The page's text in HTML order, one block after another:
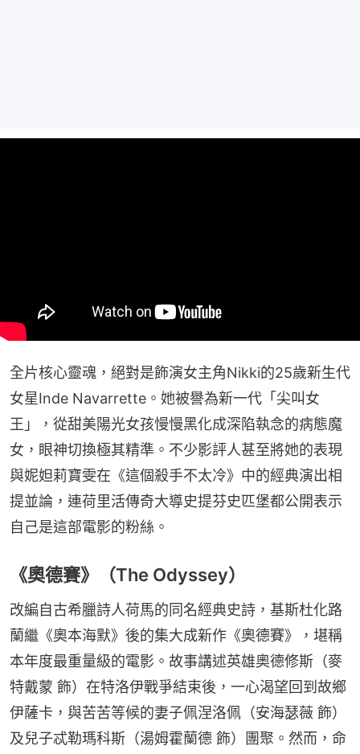
全片核心靈魂，絕對是飾演女主角Nikki的25歲新生代
女星Inde Navarrette。她被譽為新一代「尖叫女
王」，從甜美陽光女孩慢慢黑化成深陷執念的病態魔
女，眼神切換極其精準。不少影評人甚至將她的表現
與妮妲莉寶雯在《這個殺手不太冷》中的經典演出相
提並論，連荷里活傳奇大導史提芬史匹堡都公開表示
自己是這部電影的粉絲。
《奧德賽》（The Odyssey）
改編自古希臘詩人荷馬的同名經典史詩，基斯杜化路
蘭繼《奧本海默》後的集大成新作《奧德賽》，堪稱
本年度最重量級的電影。故事講述英雄奧德修斯（麥
特戴蒙 飾）在特洛伊戰爭結束後，一心渴望回到故鄉
伊薩卡，與苦苦等候的妻子佩涅洛佩（安海瑟薇 飾）
及兒子忒勒瑪科斯（湯姆霍蘭德 飾）團聚。然而，命